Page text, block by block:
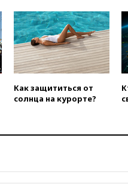
идут
во время
вчера,
Тагила
в
вчера,
к
Как защититься от
солнца на курорте?